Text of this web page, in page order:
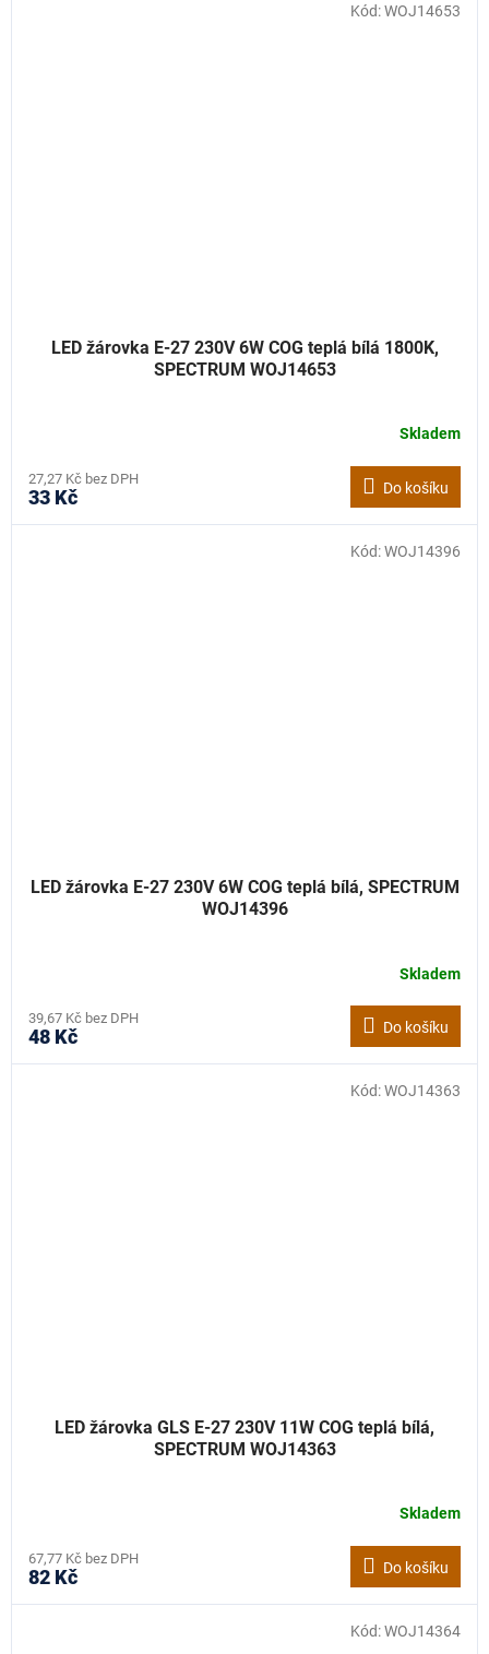
LED žárovka E-27 230V 6W COG teplá bílá 1800K,
SPECTRUM WOJ14653
Skladem
27,27 Kč bez DPH
33 Kč Do košíku
Kód:WOJ14653
LED žárovka E-27 230V 6W COG teplá bílá, SPECTRUM
WOJ14396
Skladem
39,67 Kč bez DPH
48 Kč Do košíku
Kód:WOJ14396
LED žárovka GLS E-27 230V 11W COG teplá bílá,
SPECTRUM WOJ14363
Skladem
67,77 Kč bez DPH
82 Kč Do košíku
Kód:WOJ14363
Kód:WOJ14364